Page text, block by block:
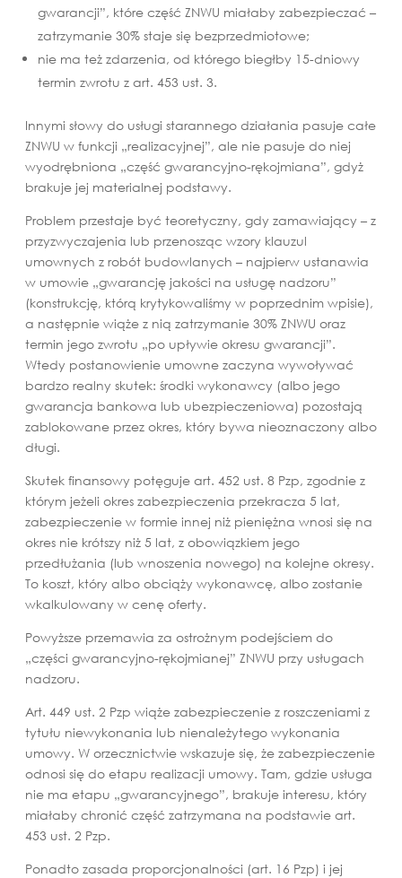
gwarancji”, które część ZNWU miałaby zabezpieczać –
zatrzymanie 30% staje się bezprzedmiotowe;
nie ma też zdarzenia, od którego biegłby 15-dniowy
termin zwrotu z art. 453 ust. 3.
Innymi słowy do usługi starannego działania pasuje całe
ZNWU w funkcji „realizacyjnej”, ale nie pasuje do niej
wyodrębniona „część gwarancyjno-rękojmiana”, gdyż
brakuje jej materialnej podstawy.
Problem przestaje być teoretyczny, gdy zamawiający – z
przyzwyczajenia lub przenosząc wzory klauzul
umownych z robót budowlanych – najpierw ustanawia
w umowie „gwarancję jakości na usługę nadzoru”
(konstrukcję, którą krytykowaliśmy w poprzednim wpisie),
a następnie wiąże z nią zatrzymanie 30% ZNWU oraz
termin jego zwrotu „po upływie okresu gwarancji”.
Wtedy postanowienie umowne zaczyna wywoływać
bardzo realny skutek: środki wykonawcy (albo jego
gwarancja bankowa lub ubezpieczeniowa) pozostają
zablokowane przez okres, który bywa nieoznaczony albo
długi.
Skutek finansowy potęguje art. 452 ust. 8 Pzp, zgodnie z
którym jeżeli okres zabezpieczenia przekracza 5 lat,
zabezpieczenie w formie innej niż pieniężna wnosi się na
okres nie krótszy niż 5 lat, z obowiązkiem jego
przedłużania (lub wnoszenia nowego) na kolejne okresy.
To koszt, który albo obciąży wykonawcę, albo zostanie
wkalkulowany w cenę oferty.
Powyższe przemawia za ostrożnym podejściem do
„części gwarancyjno-rękojmianej” ZNWU przy usługach
nadzoru.
Art. 449 ust. 2 Pzp wiąże zabezpieczenie z roszczeniami z
tytułu niewykonania lub nienależytego wykonania
umowy. W orzecznictwie wskazuje się, że zabezpieczenie
odnosi się do etapu realizacji umowy. Tam, gdzie usługa
nie ma etapu „gwarancyjnego”, brakuje interesu, który
miałaby chronić część zatrzymana na podstawie art.
453 ust. 2 Pzp.
Ponadto zasada proporcjonalności (art. 16 Pzp) i jej